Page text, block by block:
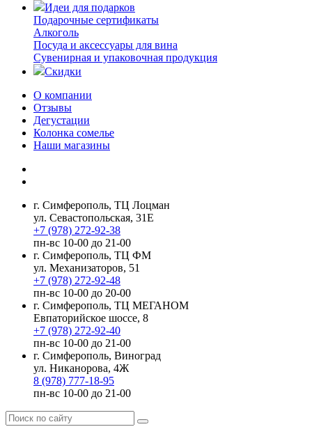
Идеи для подарков
Подарочные сертификаты
Алкоголь
Посуда и аксессуары для вина
Сувенирная и упаковочная продукция
Скидки
О компании
Отзывы
Дегустации
Колонка сомелье
Наши магазины
г. Симферополь, ТЦ Лоцман
ул. Севастопольская, 31Е
+7 (978) 272-92-38
пн-вс 10-00 до 21-00
г. Симферополь, ТЦ ФМ
ул. Механизаторов, 51
+7 (978) 272-92-48
пн-вс 10-00 до 20-00
г. Симферополь, ТЦ МЕГАНОМ
Евпаторийское шоссе, 8
+7 (978) 272-92-40
пн-вс 10-00 до 21-00
г. Симферополь, Виноград
ул. Никанорова, 4Ж
8 (978) 777-18-95
пн-вс 10-00 до 21-00